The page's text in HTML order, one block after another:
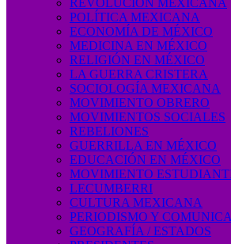
REVOLUCIÓN MEXICANA
POLÍTICA MEXICANA
ECONOMÍA DE MÉXICO
MEDICINA EN MÉXICO
RELIGIÓN EN MÉXICO
LA GUERRA CRISTERA
SOCIOLOGÍA MEXICANA
MOVIMIENTO OBRERO
MOVIMIENTOS SOCIALES
REBELIONES
GUERRILLA EN MÉXICO
EDUCACIÓN EN MÉXICO
MOVIMIENTO
LECUMBERRI
CULTURA MEXICANA
PERIODISMO Y
GEOGRAFÍA / ESTADOS